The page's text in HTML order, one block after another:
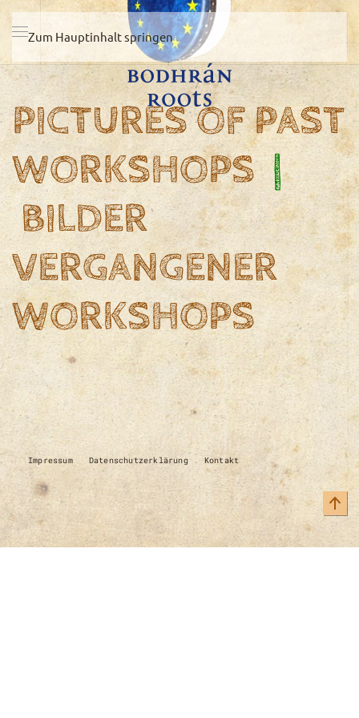
Zum Hauptinhalt springen
PICTURES OF PAST
WORKSHOPS|
BILDER
VERGANGENER
WORKSHOPS
Impressum Datenschutzerklärung Kontakt